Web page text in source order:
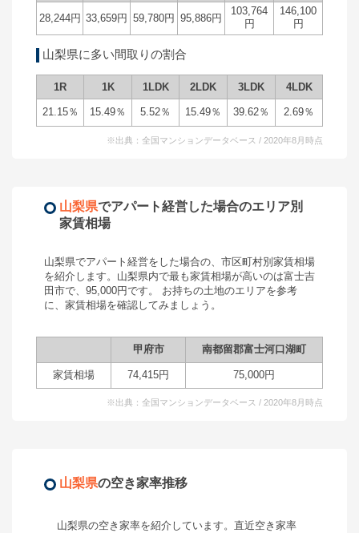
28,244円 33,659円 59,780円 95,886円
103,764
円
146,100
円
山梨県に多い間取りの割合
1R 1K 1LDK 2LDK 3LDK 4LDK
21.15％ 15.49％ 5.52％ 15.49％ 39.62％ 2.69％
※出典：全国マンションデータベース / 2020年8月時点
山梨県でアパート経営した場合のエリア別
家賃相場
山梨県でアパート経営をした場合の、市区町村別家賃相場
を紹介します。 山梨県内で最も家賃相場が高いのは富士吉
田市で、 95,000円です。 お持ちの土地のエリアを参考
に、家賃相場を確認してみましょう。
甲府市 南都留郡富士河口湖町
家賃相場 74,415円 75,000円
※出典：全国マンションデータベース / 2020年8月時点
山梨県の空き家率推移
山梨県の空き家率を紹介しています。直近空き家率